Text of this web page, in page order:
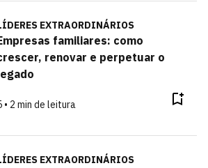
EXTRAORDINÁRIOS
familiares: como
renovar e perpetuar o
2 min de leitura
EXTRAORDINÁRIOS